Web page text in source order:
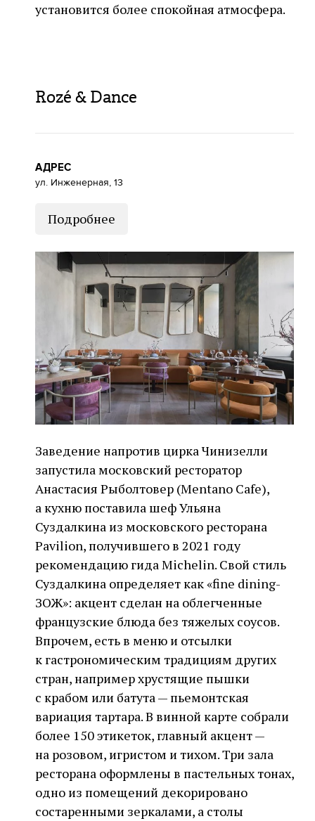
установится более спокойная атмосфера.
Rozé & Dance
АДРЕС
ул. Инженерная, 13
Подробнее
Заведение напротив цирка Чинизелли
запустила московский ресторатор
Анастасия Рыболтовер (Mentano Cafe),
а кухню поставила шеф Ульяна
Суздалкина из московского ресторана
Pavilion, получившего в 2021 году
рекомендацию гида Michelin. Свой стиль
Суздалкина определяет как «fine dining-
ЗОЖ»: акцент сделан на облегченные
французские блюда без тяжелых соусов.
Впрочем, есть в меню и отсылки
к гастрономическим традициям других
стран, например хрустящие пышки
с крабом или батута — пьемонтская
вариация тартара. В винной карте собрали
более 150 этикеток, главный акцент —
на розовом, игристом и тихом. Три зала
ресторана оформлены в пастельных тонах,
одно из помещений декорировано
состаренными зеркалами, а столы